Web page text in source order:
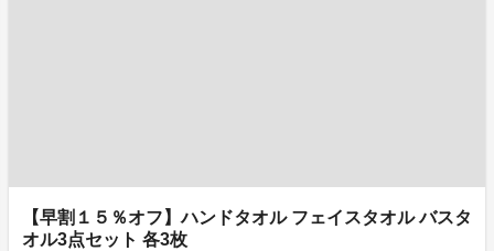
【早割１５％オフ】ハンドタオル フェイスタオル バスタ
オル3点セット 各3枚